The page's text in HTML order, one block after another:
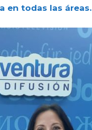
en todas las áreas.